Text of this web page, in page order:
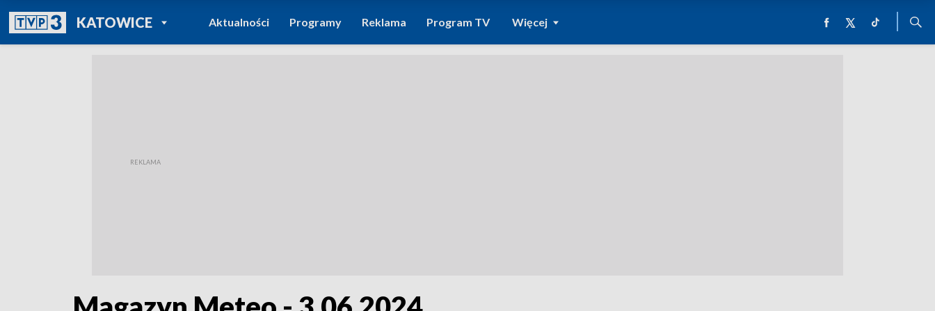
KATOWICEPOWRÓT DO
TVP REGIONY
Aktualności Programy Reklama Program TV Więcej